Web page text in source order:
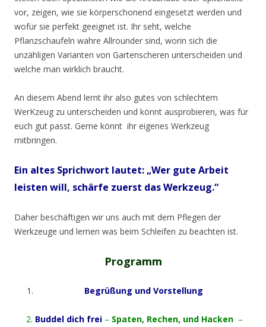
vor, zeigen, wie sie körperschonend eingesetzt werden und
wofür sie perfekt geeignet ist. Ihr seht, welche
Pflanzschaufeln wahre Allrounder sind, worin sich die
unzähligen Varianten von Gartenscheren unterscheiden und
welche man wirklich braucht.
An diesem Abend lernt ihr also gutes von schlechtem
WerKzeug zu unterscheiden und könnt ausprobieren, was für
euch gut passt. Gerne könnt ihr eigenes Werkzeug
mitbringen.
Ein altes Sprichwort lautet: „Wer gute Arbeit
leisten will, schärfe zuerst das Werkzeug.“
Daher beschäftigen wir uns auch mit dem Pflegen der
Werkzeuge und lernen was beim Schleifen zu beachten ist.
Programm
Begrüßung und Vorstellung
2. Buddel dich frei– Spaten, Rechen, und Hacken –